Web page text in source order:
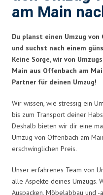
am Main
Du planst einen Umzug
und suchst nach einem
Keine Sorge, wir von
Main aus Offenbach am
Partner für deinen Umzug!
Wir wissen, wie stressig ein
bis zum Transport deiner
Deshalb bieten wir dir eine
Umzug von Offenbach am
erschwinglichen Preis.
Unser erfahrenes Team von
alle Aspekte deines Umzugs.
Auspacken, Möbelabbau und